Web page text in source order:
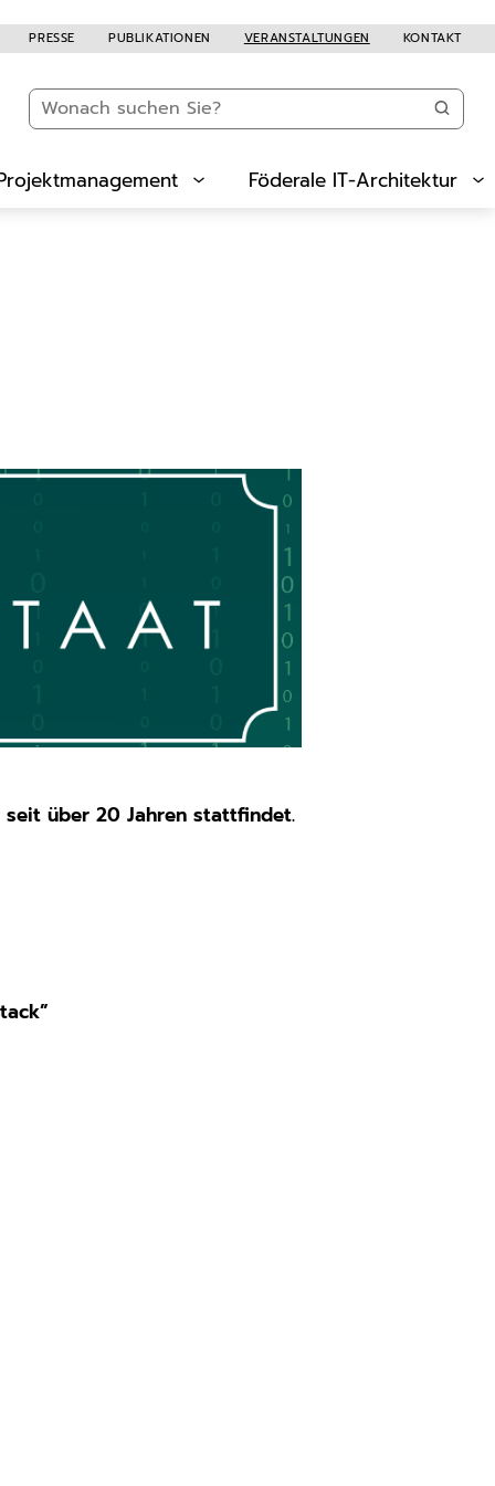
PRESSE PUBLIKATIONEN VERANSTALTUNGEN KONTAKT
Föderale IT-Architektur
über 20 Jahren stattfindet.